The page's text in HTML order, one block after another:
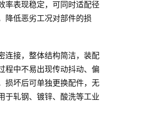
率表现稳定，可同时适配径
降低恶劣工况对部件的损
连接，整体结构简洁，装配
程中不易出现传动抖动、偏
损坏后可单独更换配件，无
于轧钢、镀锌、酸洗等工业